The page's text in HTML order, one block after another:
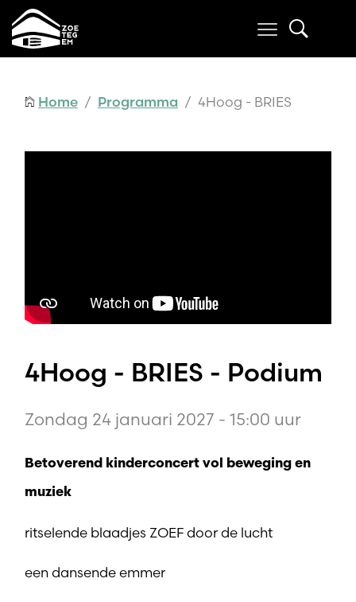
Home / Programma / 4Hoog - BRIES
4Hoog - BRIES - Podium
Zondag 24 januari 2027 - 15:00 uur
Betoverend kinderconcert vol beweging en
muziek
ritselende blaadjes ZOEF door de lucht
een dansende emmer